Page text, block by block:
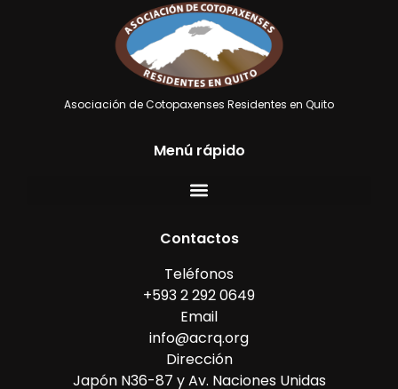
Asociación de Cotopaxenses Residentes en Quito
Menú rápido
Contactos
Teléfonos
+593 2 292 0649
Email
info@acrq.org
Dirección
Japón N36-87 y Av. Naciones Unidas